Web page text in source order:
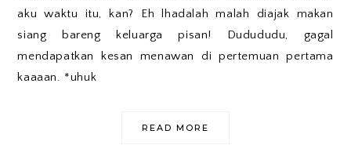
aku waktu itu, kan? Eh lhadalah malah diajak makan
siang bareng keluarga pisan! Dudududu, gagal
mendapatkan kesan menawan di pertemuan pertama
kaaaan. *uhuk
READ MORE